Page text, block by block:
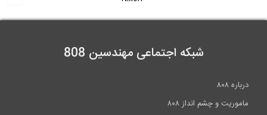
شبکه اجتماعی مهندسین 808
درباره ۸۰۸
ماموریت و چشم انداز ۸۰۸